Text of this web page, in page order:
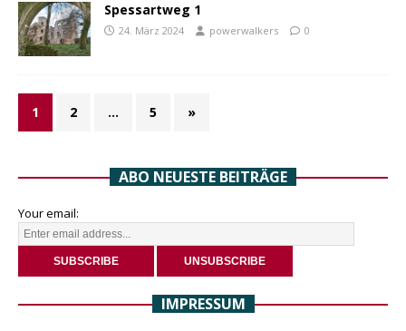
Spessartweg 1
24. März 2024 powerwalkers 0
1 2 … 5 »
ABO NEUESTE BEITRÄGE
Your email:
IMPRESSUM